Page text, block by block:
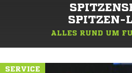
SPITZEN-
ALLES RUND UM
SERVICE